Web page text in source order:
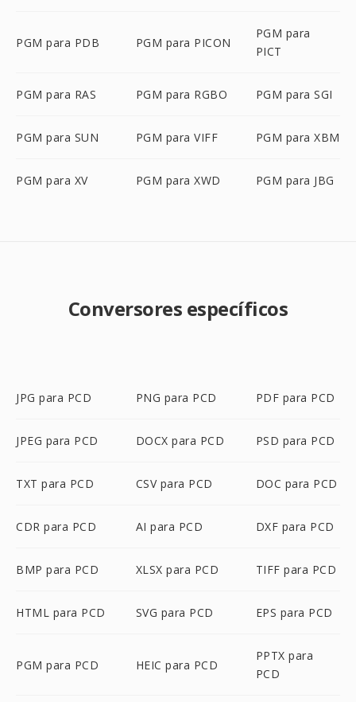
PGM para PDB PGM para PICON
PGM para
PICT
PGM para RAS PGM para RGBO PGM para SGI
PGM para SUN PGM para VIFF PGM para XBM
PGM para XV PGM para XWD PGM para JBG
Conversores específicos
JPG para PCD PNG para PCD PDF para PCD
JPEG para PCD DOCX para PCD PSD para PCD
TXT para PCD CSV para PCD DOC para PCD
CDR para PCD AI para PCD DXF para PCD
BMP para PCD XLSX para PCD TIFF para PCD
HTML para PCD SVG para PCD EPS para PCD
PGM para PCD HEIC para PCD
PPTX para
PCD